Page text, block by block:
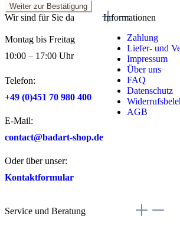
Weiter zur Bestätigung
Wir sind für Sie da
Montag bis Freitag
10:00 – 17:00 Uhr
Telefon:
+49 (0)451 70 980 400
E-Mail:
contact@badart-shop.de
Oder über unser:
Kontaktformular
Informationen
Zahlung
Liefer- und
Impressum
Über uns
FAQ
Datenschutz
AGB
Service und Beratung